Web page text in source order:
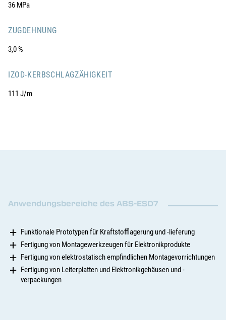
36 MPa
ZUGDEHNUNG
3,0 %
IZOD-KERBSCHLAGZÄHIGKEIT
111 J/m
Anwendungsbereiche des ABS-ESD7
Funktionale Prototypen für Kraftstofflagerung und -lieferung
Fertigung von Montagewerkzeugen für Elektronikprodukte
Fertigung von elektrostatisch empfindlichen Montagevorrichtungen
Fertigung von Leiterplatten und Elektronikgehäusen und -
verpackungen